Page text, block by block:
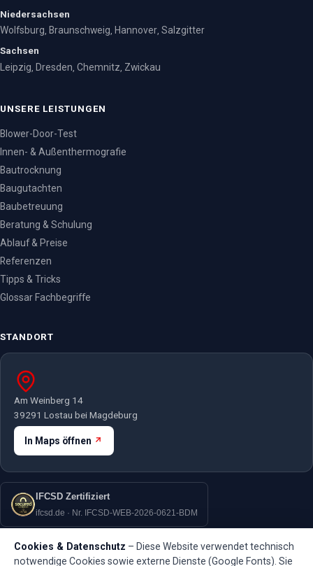
Niedersachsen
Wolfsburg, Braunschweig, Hannover, Salzgitter
Sachsen
Leipzig, Dresden, Chemnitz, Zwickau
UNSERE LEISTUNGEN
Blower-Door-Test
Innen- & Außenthermografie
Bautrocknung
Baugutachten
Baubetreuung
Beratung & Schulung
Ablauf & Preise
Referenzen
Tipps & Tricks
Glossar Fachbegriffe
STANDORT
Am Weinberg 14
39291 Lostau bei Magdeburg
In Maps öffnen
IFCSD Zertifiziert
ifcsd.de · Nr. IFCSD-WEB-2026-0621-BDM
Cookies & Datenschutz – Diese Website verwendet technisch
notwendige Cookies sowie externe Dienste (Google Fonts). Sie